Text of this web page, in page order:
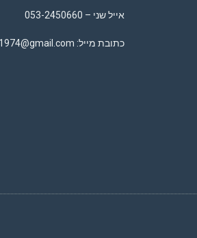
אייל שני – 053-2450660
כתובת מייל: eyals1974@gmail.com